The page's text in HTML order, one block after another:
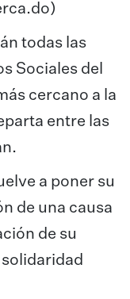
)
todas las
Sociales del
cercano a la
entre las
a poner su
de una causa
de su